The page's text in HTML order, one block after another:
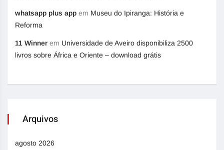
whatsapp plus app em Museu do Ipiranga: História e
Reforma
11 Winner em Universidade de Aveiro disponibiliza 2500
livros sobre África e Oriente – download grátis
Arquivos
agosto 2026